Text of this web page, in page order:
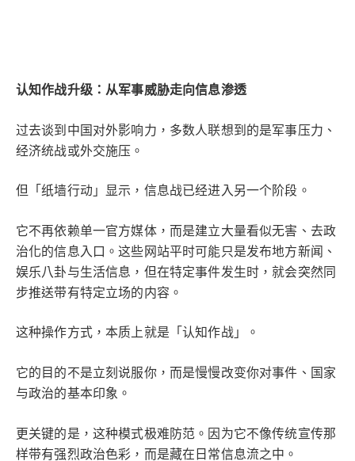
认知作战升级：从军事威胁走向信息渗透
过去谈到中国对外影响力，多数人联想到的是军事压力、
经济统战或外交施压。
但「纸墙行动」显示，信息战已经进入另一个阶段。
它不再依赖单一官方媒体，而是建立大量看似无害、去政
治化的信息入口。这些网站平时可能只是发布地方新闻、
娱乐八卦与生活信息，但在特定事件发生时，就会突然同
步推送带有特定立场的内容。
这种操作方式，本质上就是「认知作战」。
它的目的不是立刻说服你，而是慢慢改变你对事件、国家
与政治的基本印象。
更关键的是，这种模式极难防范。因为它不像传统宣传那
样带有强烈政治色彩，而是藏在日常信息流之中。